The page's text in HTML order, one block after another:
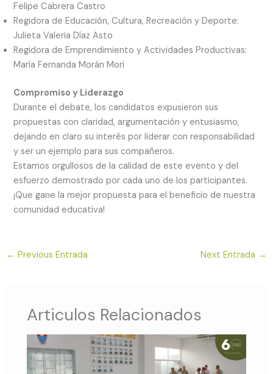
Felipe Cabrera Castro
Regidora de Educación, Cultura, Recreación y Deporte:
Julieta Valeria Díaz Asto
Regidora de Emprendimiento y Actividades Productivas:
María Fernanda Morán Mori
Compromiso y Liderazgo
Durante el debate, los candidatos expusieron sus
propuestas con claridad, argumentación y entusiasmo,
dejando en claro su interés por liderar con responsabilidad
y ser un ejemplo para sus compañeros.
Estamos orgullosos de la calidad de este evento y del
esfuerzo demostrado por cada uno de los participantes.
¡Que gane la mejor propuesta para el beneficio de nuestra
comunidad educativa!
← Previous Entrada Next Entrada →
Articulos Relacionados